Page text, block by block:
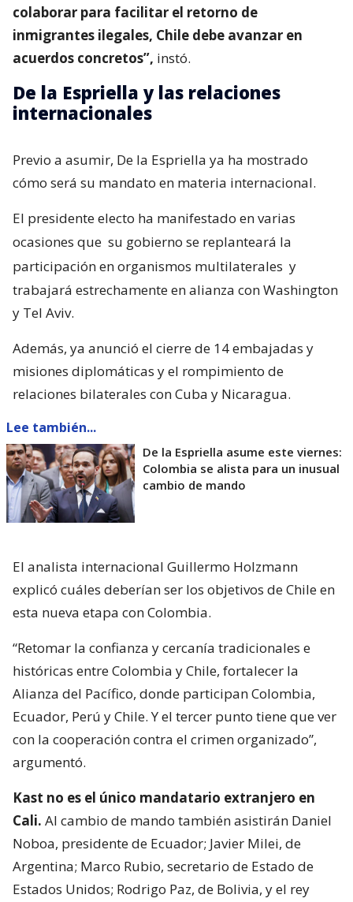
colaborar para facilitar el retorno de
inmigrantes ilegales, Chile debe avanzar en
acuerdos concretos”, instó.
De la Espriella y las relaciones
internacionales
Previo a asumir, De la Espriella ya ha mostrado
cómo será su mandato en materia internacional.
El presidente electo ha manifestado en varias
ocasiones que su gobierno se replanteará la
participación en organismos multilaterales y
trabajará estrechamente en alianza con Washington
y Tel Aviv.
Además, ya anunció el cierre de 14 embajadas y
misiones diplomáticas y el rompimiento de
relaciones bilaterales con Cuba y Nicaragua.
Lee también...
De la Espriella asume este viernes:
Colombia se alista para un inusual
cambio de mando
El analista internacional Guillermo Holzmann
explicó cuáles deberían ser los objetivos de Chile en
esta nueva etapa con Colombia.
“Retomar la confianza y cercanía tradicionales e
históricas entre Colombia y Chile, fortalecer la
Alianza del Pacífico, donde participan Colombia,
Ecuador, Perú y Chile. Y el tercer punto tiene que ver
con la cooperación contra el crimen organizado”,
argumentó.
Kast no es el único mandatario extranjero en
Cali. Al cambio de mando también asistirán Daniel
Noboa, presidente de Ecuador; Javier Milei, de
Argentina; Marco Rubio, secretario de Estado de
Estados Unidos; Rodrigo Paz, de Bolivia, y el rey